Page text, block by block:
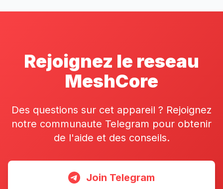
Rejoignez le reseau
MeshCore
Des questions sur cet appareil ? Rejoignez
notre communaute Telegram pour obtenir
de l'aide et des conseils.
Join Telegram